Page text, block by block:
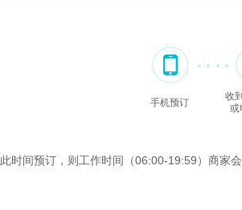
手机预订
收
或
时间预订，则工作时间（06:00-19:59）商